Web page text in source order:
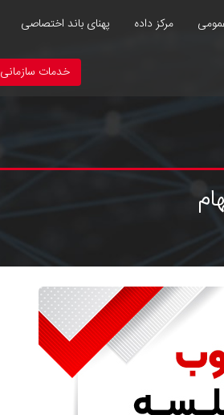
مرکز داده پهنای باند اختصاصی
خدمات سازمانی